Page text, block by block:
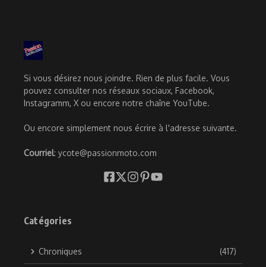
Si vous désirez nous joindre. Rien de plus facile. Vous
pouvez consulter nos réseaux sociaux, Facebook,
Instagramm, X ou encore notre chaîne YouTube.
Ou encore simplement nous écrire à l'adresse suivante.
Courriel: ycote@passionmoto.com
Catégories
Chroniques (417)